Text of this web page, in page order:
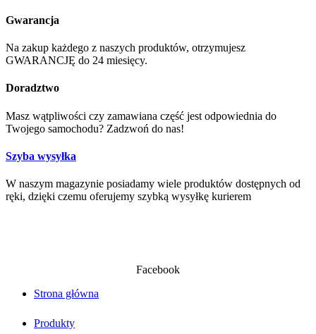
Gwarancja
Na zakup każdego z naszych produktów, otrzymujesz
GWARANCJĘ do 24 miesięcy.
Doradztwo
Masz wątpliwości czy zamawiana część jest odpowiednia do
Twojego samochodu? Zadzwoń do nas!
Szyba wysyłka
W naszym magazynie posiadamy wiele produktów dostępnych od
ręki, dzięki czemu oferujemy szybką wysyłkę kurierem
Facebook
Strona główna
Produkty